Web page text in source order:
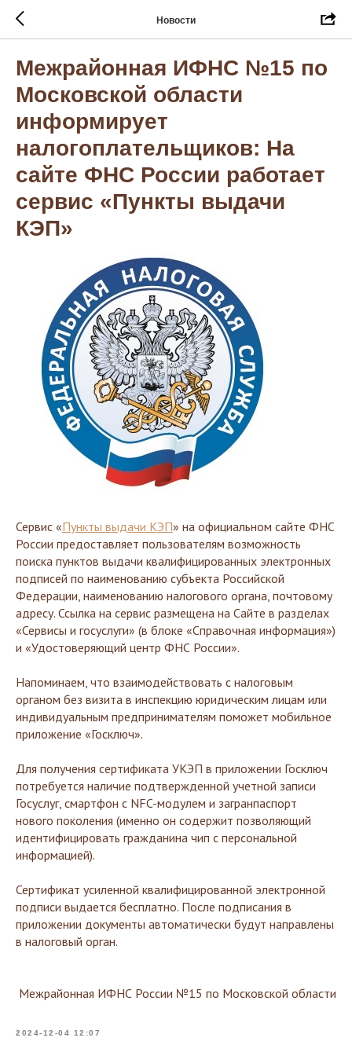
Новости
Межрайонная ИФНС №15 по
Московской области
информирует
налогоплательщиков: На
сайте ФНС России работает
сервис «Пункты выдачи
КЭП»
Сервис «Пункты выдачи КЭП» на официальном сайте ФНС
России предоставляет пользователям возможность
поиска пунктов выдачи квалифицированных электронных
подписей по наименованию субъекта Российской
Федерации, наименованию налогового органа, почтовому
адресу. Ссылка на сервис размещена на Сайте в разделах
«Сервисы и госуслуги» (в блоке «Справочная информация»)
и «Удостоверяющий центр ФНС России».
Напоминаем, что взаимодействовать с налоговым
органом без визита в инспекцию юридическим лицам или
индивидуальным предпринимателям поможет мобильное
приложение «Госключ».
Для получения сертификата УКЭП в приложении Госключ
потребуется наличие подтвержденной учетной записи
Госуслуг, смартфон с NFC-модулем и загранпаспорт
нового поколения (именно он содержит позволяющий
идентифицировать гражданина чип с персональной
информацией).
Сертификат усиленной квалифицированной электронной
подписи выдается бесплатно. После подписания в
приложении документы автоматически будут направлены
в налоговый орган.
Межрайонная ИФНС России №15 по Московской области
2024-12-04 12:07